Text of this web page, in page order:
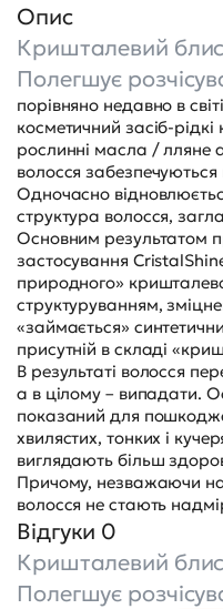
Опис
Кришталевий
Полегшує
порівняно недавно в
косметичний засіб-
рослинні масла / лляне
волосся
Одночасно
структура волосся,
Основним результатом
застосування
природного»
структуруванням,
«займається»
присутній в складі
В результаті волосся
а в цілому – випадати.
показаний для
хвилястих, тонких і
виглядають більш
Причому, незважаючи на
волосся не стають
Відгуки 0
Кришталевий
Полегшує